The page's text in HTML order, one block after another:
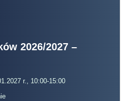
2026/2027 –
r., 10:00-15:00